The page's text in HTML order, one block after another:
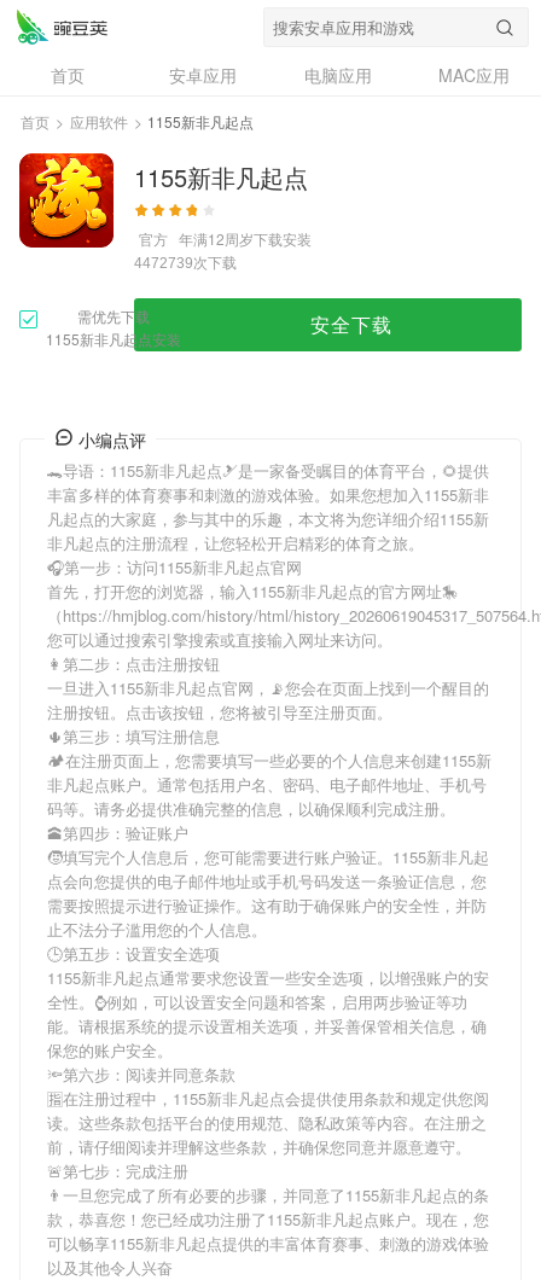
首页 安卓应用 电脑应用
MAC应用
资讯
专题
问答
首页 > 应用软件 > 1155新非凡起点
1155新非凡起点
官方 年满12周岁下载安装
4472739次下载
需优先下载
1155新非凡起点安装
安全下载
小编点评
🐊导语： 1155新非凡起点🎿是一家备受瞩目的体育平台，🌻提供
丰富多样的体育赛事和刺激的游戏体验。如果您想加入1155新非
凡起点的大家庭，参与其中的乐趣，本文将为您详细介绍1155新
非凡起点的注册流程，让您轻松开启精彩的体育之旅。
🎧第一步：访问1155新非凡起点官网
首先，打开您的浏览器，输入1155新非凡起点的官方网址🎠
（https://hmjblog.com/history/html/
您可以通过搜索引擎搜索或直接输入网址来访问。
👩第二步：点击注册按钮
一旦进入1155新非凡起点官网，📡您会在页面上找到一个醒目的
注册按钮。点击该按钮，您将被引导至注册页面。
🌵第三步：填写注册信息
🏕在注册页面上，您需要填写一些必要的个人信息来创建1155新
非凡起点账户。通常包括用户名、密码、电子邮件地址、手机号
码等。请务必提供准确完整的信息，以确保顺利完成注册。
🕋第四步：验证账户
🧒填写完个人信息后，您可能需要进行账户验证。 1155新非凡起
点会向您提供的电子邮件地址或手机号码发送一条验证信息，您
需要按照提示进行验证操作。这有助于确保账户的安全性，并防
止不法分子滥用您的个人信息。
🕒第五步：设置安全选项
1155新非凡起点通常要求您设置一些安全选项，以增强账户的安
全性。⌚️例如，可以设置安全问题和答案，启用两步验证等功
能。请根据系统的提示设置相关选项，并妥善保管相关信息，确
保您的账户安全。
🔦第六步：阅读并同意条款
🈯在注册过程中， 1155新非凡起点会提供使用条款和规定供您阅
读。这些条款包括平台的使用规范、隐私政策等内容。在注册之
前，请仔细阅读并理解这些条款，并确保您同意并愿意遵守。
🚨第七步：完成注册
👨一旦您完成了所有必要的步骤，并同意了1155新非凡起点的条
款，恭喜您！您已经成功注册了1155新非凡起点账户。现在，您
可以畅享1155新非凡起点提供的丰富体育赛事、刺激的游戏体验
以及其他令人兴奋